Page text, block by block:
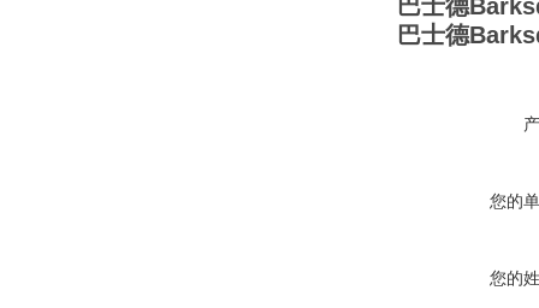
巴士德
巴士德
您的
您的